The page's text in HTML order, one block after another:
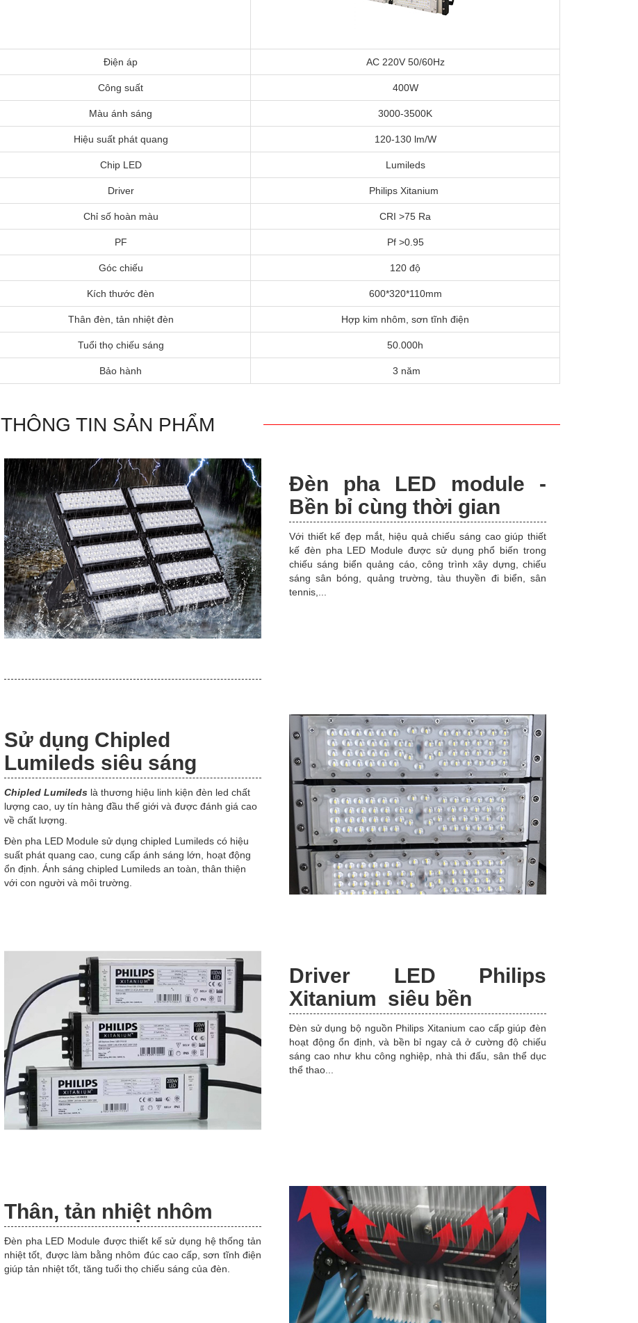
Điện áp AC 220V 50/60Hz
Công suất 400W
Màu ánh sáng 3000-3500K
Hiệu suất phát quang 120-130 lm/W
Chip LED Lumileds
Driver Philips Xitanium
Chỉ số hoàn màu CRI >75 Ra
PF Pf >0.95
Góc chiếu 120 độ
Kích thước đèn 600*320*110mm
Thân đèn, tản nhiệt đèn Hợp kim nhôm, sơn tĩnh điện
Tuổi thọ chiếu sáng 50.000h
Bảo hành 3 năm
THÔNG TIN SẢN PHẨM
Đèn pha LED module -
Bền bỉ cùng thời gian
Với thiết kế đẹp mắt, hiệu quả chiếu sáng cao giúp thiết
kế đèn pha LED Module được sử dụng phổ biến trong
chiếu sáng biển quảng cáo, công trình xây dựng, chiếu
sáng sân bóng, quảng trường, tàu thuyền đi biển, sân
tennis,...
Sử dụng Chipled
Lumileds siêu sáng
Chipled Lumileds là thương hiệu linh kiện đèn led chất
lượng cao, uy tín hàng đầu thế giới và được đánh giá cao
về chất lượng.
Đèn pha LED Module sử dụng chipled Lumileds có hiệu
suất phát quang cao, cung cấp ánh sáng lớn, hoạt động
ổn định. Ánh sáng chipled Lumileds an toàn, thân thiện
với con người và môi trường.
Driver LED Philips
Xitanium siêu bền
Đèn sử dụng bộ nguồn Philips Xitanium cao cấp giúp đèn
hoạt động ổn định, và bền bỉ ngay cả ở cường độ chiếu
sáng cao như khu công nghiệp, nhà thi đấu, sân thể dục
thể thao...
Thân, tản nhiệt nhôm
Đèn pha LED Module được thiết kế sử dụng hệ thống tản
nhiệt tốt, được làm bằng nhôm đúc cao cấp, sơn tĩnh điện
giúp tản nhiệt tốt, tăng tuổi thọ chiếu sáng của đèn.